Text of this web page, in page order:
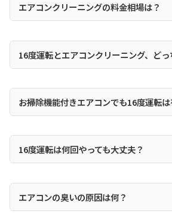
エアコンクリーニングの料金相場は？
16度運転とエアコンクリーニング、どっ
お掃除機能付きエアコンでも16度運転は
16度運転は何回やっても大丈夫？
エアコンの臭いの原因は何？